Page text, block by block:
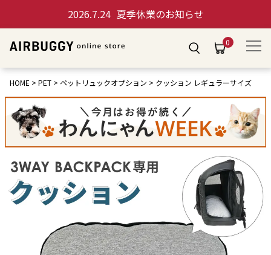
2026.7.24 夏季休業のお知らせ
0
HOME PET ペットリュックオプション クッション レギュラーサイズ